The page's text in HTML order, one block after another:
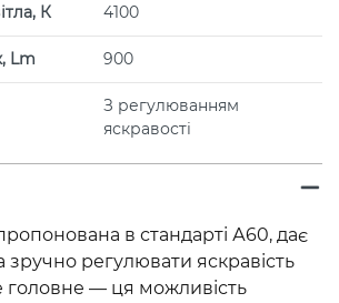
К 4100
Lm 900
З регулюванням
яскравості
в стандарті А60, дає
зручно регулювати яскравість
головне — ця можливість